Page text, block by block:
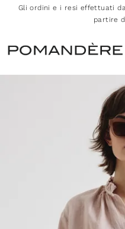
Gli ordini e i resi effettuati
partire